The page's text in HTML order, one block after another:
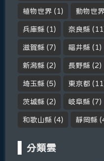
植物世界 (1) 動物世界
兵庫縣 (1) 奈良縣
滋賀縣 (7) 福井縣 (1)
新潟縣 (2) 長野縣 (2)
埼玉縣 (5) 東京都
茨城縣 (2) 岐阜縣 (7)
和歌山縣 (4) 靜岡縣
分類雲